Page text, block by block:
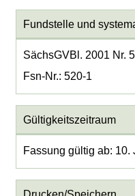
Fundstelle und
SächsGVBl. 2001 Nr.
Fsn-Nr.: 520-1
Gültigkeitszeitraum
Fassung gültig ab: 10.